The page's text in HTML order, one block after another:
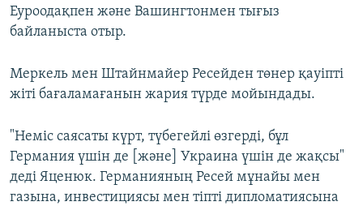
Еуроодақпен және Вашингтонмен тығыз
байланыста отыр.
Меркель мен Штайнмайер Ресейден төнер қауіпті
жіті бағаламағанын жария түрде мойындады.
"Неміс саясаты күрт, түбегейлі өзгерді, бұл
Германия үшін де [және] Украина үшін де жақсы"
деді Яценюк. Германияның Ресей мұнайы мен
газына, инвестициясы мен тіпті дипломатиясына